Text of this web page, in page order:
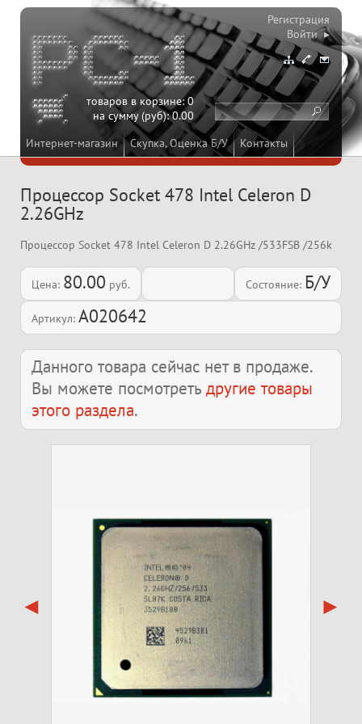
Интернет-магазин Скупка, Оценка Б/У Контакты
товаров в корзине:0
на сумму (руб):0.00
Регистрация
Войти ▸
Процессор Socket 478 Intel Celeron D
2.26GHz
Процессор Socket 478 Intel Celeron D 2.26GHz /533FSB /256k
Цена: 80.00 руб. Состояние: Б/У
Артикул: A020642
Данного товара сейчас нет в продаже.
Вы можете посмотреть другие товары
этого раздела.